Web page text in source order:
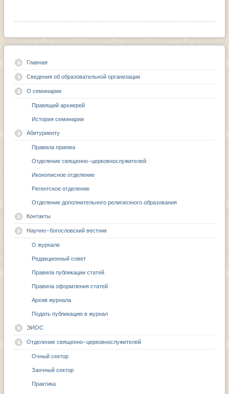
Главная
Сведения об образовательной организации
О семинарии
Правящий архиерей
История семинарии
Абитуриенту
Правила приема
Отделение священно-церковнослужителей
Иконописное отделение
Регентское отделение
Отделение дополнительного религиозного образования
Контакты
Научно-богословский вестник
О журнале
Редакционный совет
Правила публикации статей
Правила оформления статей
Архив журнала
Подать публикацию в журнал
ЭИОС
Отделение священно-церковнослужителей
Очный сектор
Заочный сектор
Практика